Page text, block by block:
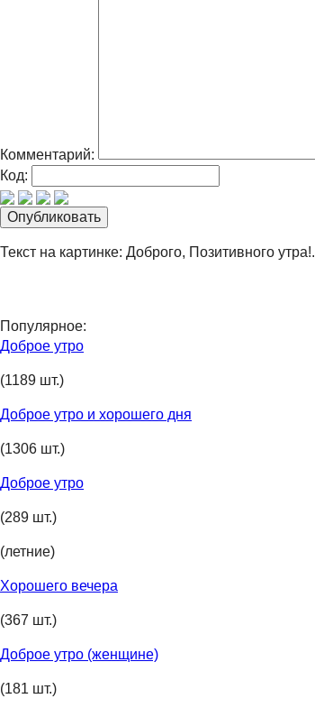
Комментарий:
Код:
Текст на картинке: Доброго, Позитивного утра!.
Популярное:
Доброе утро
(1189 шт.)
Доброе утро и хорошего дня
(1306 шт.)
Доброе утро
(289 шт.)
(летние)
Хорошего вечера
(367 шт.)
Доброе утро (женщине)
(181 шт.)